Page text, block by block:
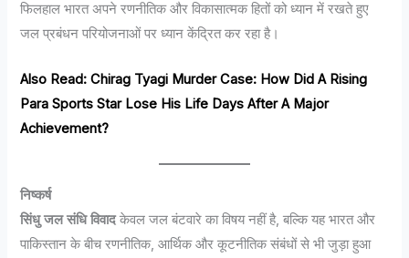
फिलहाल भारत अपने रणनीतिक और विकासात्मक हितों को ध्यान में रखते हुए
जल प्रबंधन परियोजनाओं पर ध्यान केंद्रित कर रहा है।
Also Read: Chirag Tyagi Murder Case: How Did A Rising
Para Sports Star Lose His Life Days After A Major
Achievement?
निष्कर्ष
सिंधु जल संधि विवादकेवल जल बंटवारे का विषय नहीं है, बल्कि यह भारत और
पाकिस्तान के बीच रणनीतिक, आर्थिक और कूटनीतिक संबंधों से भी जुड़ा हुआ